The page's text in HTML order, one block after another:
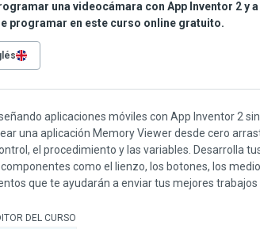
una videocámara con App Inventor 2 y
programar en este curso online gratuito.
aplicaciones móviles con App Inventor 2
una aplicación Memory Viewer desde cero
el procedimiento y las variables. Desarrolla
como el lienzo, los botones, los
que te ayudarán a enviar tus mejores trabajos
DEL CURSO